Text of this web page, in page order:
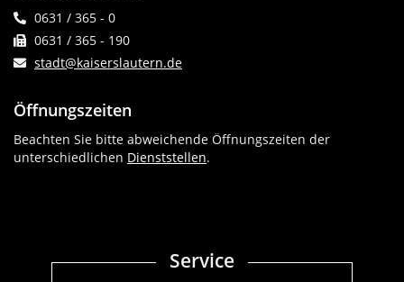
0631 / 365 - 0
0631 / 365 - 190
stadt@kaiserslautern.de
Öffnungszeiten
Beachten Sie bitte abweichende Öffnungszeiten der
unterschiedlichen Dienststellen.
Service